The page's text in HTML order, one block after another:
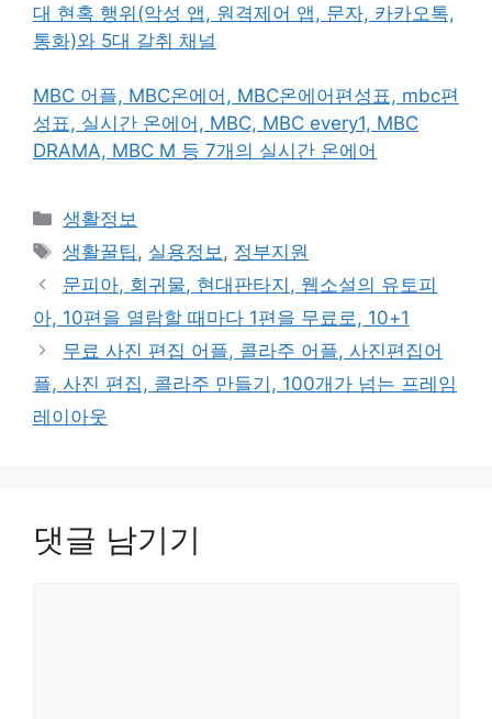
대 현혹 행위(악성 앱, 원격제어 앱, 문자, 카카오톡,
통화)와 5대 갈취 채널
MBC 어플, MBC온에어, MBC온에어편성표, mbc편
성표, 실시간 온에어, MBC, MBC every1, MBC
DRAMA, MBC M 등 7개의 실시간 온에어
카
테
리
생활정보
태
그
생활꿀팁, 실용정보, 정부지원
문피아, 회귀물, 현대판타지, 웹소설의 유토피
아, 10편을 열람할 때마다 1편을 무료로, 10+1
무료 사진 편집 어플, 콜라주 어플, 사진편집어
플, 사진 편집, 콜라주 만들기, 100개가 넘는 프레임
레이아웃
댓글 남기기